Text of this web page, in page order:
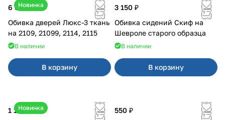
Новинка
6 000 ₽
Обивка дверей Люкс-3 ткань
на 2109, 21099, 2114, 2115
В наличии
В корзину
3 150 ₽
Обивка сидений Скиф на
Шевроле старого образца
В наличии
В корзину
Новинка
1 170 ₽
550 ₽